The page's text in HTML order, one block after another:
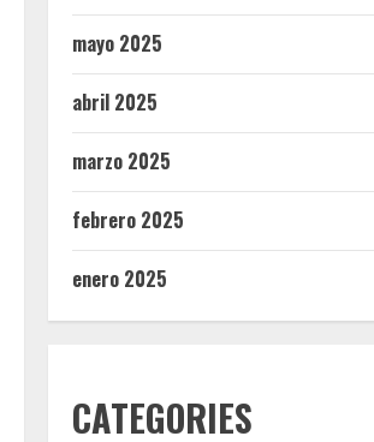
mayo 2025
abril 2025
marzo 2025
febrero 2025
enero 2025
CATEGORIES